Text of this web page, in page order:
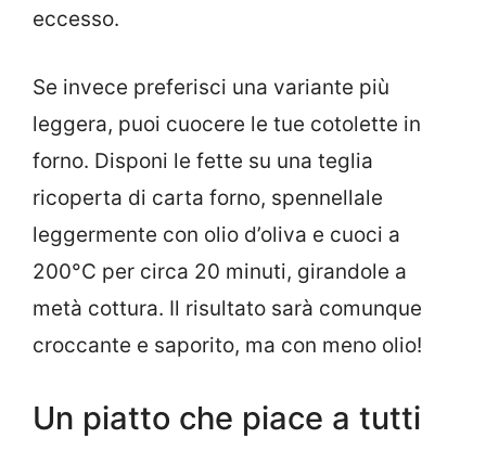
eccesso.
Se invece preferisci una variante più
leggera, puoi cuocere le tue cotolette in
forno. Disponi le fette su una teglia
ricoperta di carta forno, spennellale
leggermente con olio d’oliva e cuoci a
200°C per circa 20 minuti, girandole a
metà cottura. Il risultato sarà comunque
croccante e saporito, ma con meno olio!
Un piatto che piace a tutti